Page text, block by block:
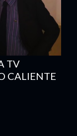
TV
CALIENTE